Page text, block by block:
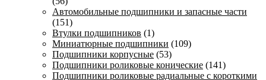
Автомобильные подшипники и запасные части
(151)
Втулки подшипников (1)
Миниатюрные подшипники (109)
Подшипники корпусные (53)
Подшипники роликовые конические (141)
Подшипники роликовые радиальные с короткими